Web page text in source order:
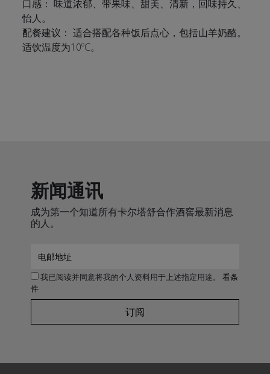
口感： 味道浓郁、带果味、甜美、清新，回味持久、
怡人。
配餐建议： 适合搭配各种饭后点心，包括山羊奶酪。
适饮温度为10ºC。
新闻通讯
成为第一个知道所有卡尔塔舒合作酒窖最新消息
的人。
我已阅读并同意将我的个人资料用于上述指定用途。 看条
件
订阅